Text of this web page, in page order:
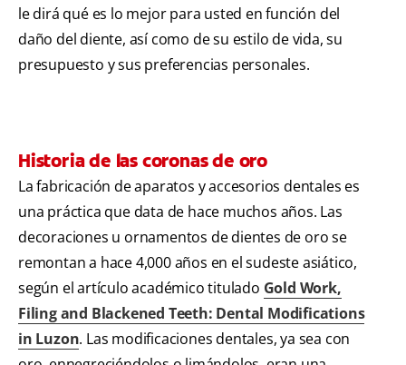
le dirá qué es lo mejor para usted en función del
daño del diente, así como de su estilo de vida, su
presupuesto y sus preferencias personales.
Historia de las coronas de oro
La fabricación de aparatos y accesorios dentales es
una práctica que data de hace muchos años. Las
decoraciones u ornamentos de dientes de oro se
remontan a hace 4,000 años en el sudeste asiático,
según el artículo académico titulado Gold Work,
Filing and Blackened Teeth: Dental Modifications
in Luzon. Las modificaciones dentales, ya sea con